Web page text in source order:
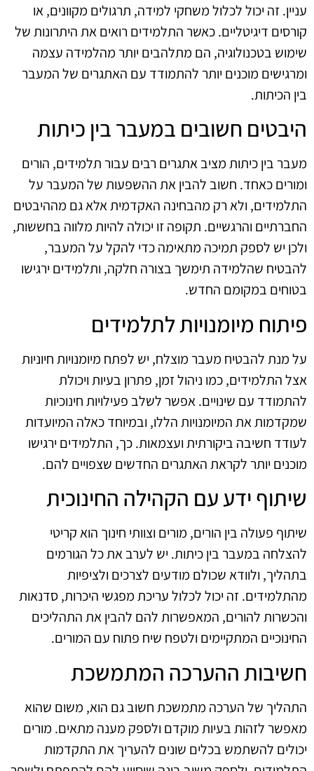
עניין. זה יכול לכלול משחקי למידה, תרגולים מקוונים, או
קורסים דיגיטליים. כאשר התלמידים רואים את היתרונות של
שימוש בטכנולוגיה, הם מתלהבים יותר מהלמידה עצמה
ומרגישים מוכנים יותר להתמודד עם האתגרים של המעבר
בין הכיתות.
היבטים חשובים במעבר בין כיתות
מעבר בין כיתות מציב אתגרים רבים עבור תלמידים, הורים
ומורים כאחד. חשוב להבין את ההשפעות של המעבר על
התלמידים, ולא רק מהבחינה האקדמית אלא גם מההיבטים
החברתיים והרגשיים. תקופה זו יכולה להיות מלווה בחששות,
ולכן יש לספק תמיכה מתאימה כדי להקל על המעבר,
להבטיח שהלמידה תימשך בצורה חלקה, ותלמידים ירגישו
בטוחים במקומם החדש.
פיתוח מיומנויות לתלמידים
על מנת להבטיח מעבר מוצלח, יש לפתח מיומנויות חיוניות
אצל התלמידים, כמו ניהול זמן, פתרון בעיות ויכולת
להתמודד עם שינויים. אפשר לשלב פעילויות חינוכיות
שמקדמות את המיומנויות הללו, ובמיוחד כאלה המיועדות
לעודד חשיבה ביקורתית ועצמאות. כך, התלמידים ירגישו
מוכנים יותר לקראת האתגרים החדשים שצפויים להם.
שיתוף ידע עם הקהילה החינוכית
שיתוף פעולה בין הורים, מורים וצוותי חינוך הוא קריטי
להצלחה במעבר בין כיתות. יש לערב את כל הגורמים
בתהליך, ולוודא שכולם מודעים לצרכים ולציפיות
מהתלמידים. זה יכול לכלול עריכת מפגשי היכרות, סדנאות
והכשרות להורים, המאפשרות להם להבין את התהליכים
החינוכיים המתקיימים ולטפח שיח פתוח עם המורים.
חשיבות ההערכה המתמשכת
התהליך של הערכה מתמשכת חשוב גם הוא, משום שהוא
מאפשר לזהות בעיות מוקדם ולספק מענה מתאים. מורים
יכולים להשתמש בכלים שונים להעריך את התקדמות